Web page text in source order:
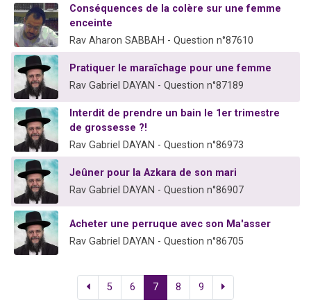
Conséquences de la colère sur une femme
enceinte
Rav Aharon SABBAH - Question n°87610
Pratiquer le maraîchage pour une femme
Rav Gabriel DAYAN - Question n°87189
Interdit de prendre un bain le 1er trimestre
de grossesse ?!
Rav Gabriel DAYAN - Question n°86973
Jeûner pour la Azkara de son mari
Rav Gabriel DAYAN - Question n°86907
Acheter une perruque avec son Ma'asser
Rav Gabriel DAYAN - Question n°86705
5 6 7 8 9